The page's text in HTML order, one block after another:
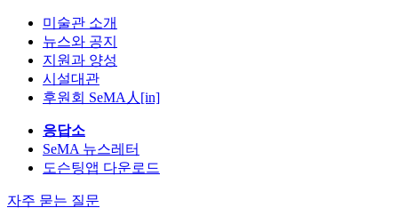
미술관 소개
뉴스와 공지
지원과 양성
시설대관
후원회 SeMA人[in]
응답소
SeMA 뉴스레터
도슨팅앱 다운로드
자주 묻는 질문